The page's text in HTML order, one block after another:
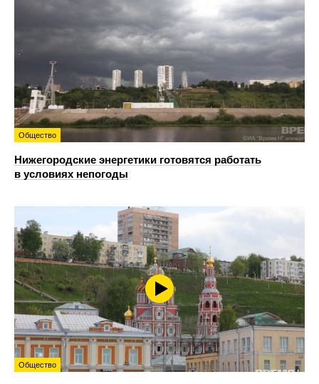
Общество
Нижегородские энергетики готовятся работать
в условиях непогоды
Общество